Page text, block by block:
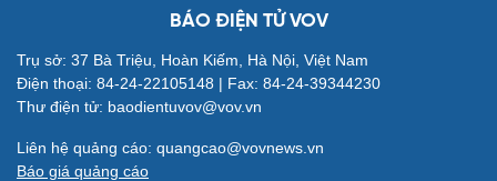
Nhi khoa
Làm đẹp - giảm cân
Phòng mạch online
BÁO ĐIỆN TỬ VOV
Trụ sở: 37 Bà Triệu, Hoàn Kiếm, Hà Nội, Việt Nam
Điện thoại: 84-24-22105148 | Fax: 84-24-39344230
Thư điện tử: baodientuvov@vov.vn
Liên hệ quảng cáo: quangcao@vovnews.vn
Báo giá quảng cáo